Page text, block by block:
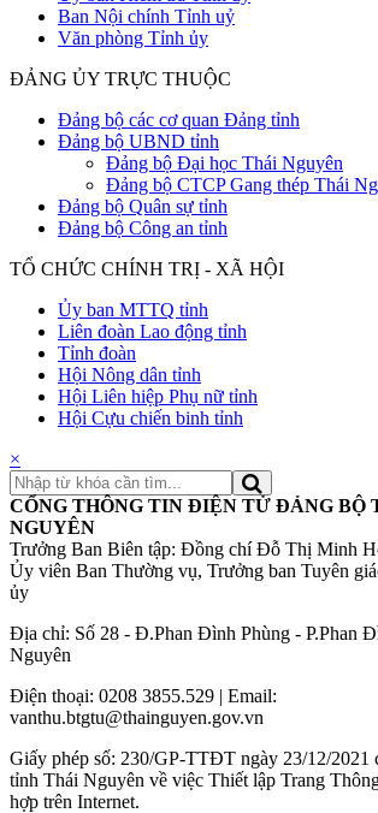
Ban Nội chính Tỉnh uỷ
Văn phòng Tỉnh ủy
ĐẢNG ỦY TRỰC THUỘC
Đảng bộ các cơ quan Đảng tỉnh
Đảng bộ UBND tỉnh
Đảng bộ Đại học Thái Nguyên
Đảng bộ CTCP Gang thép Thái
Đảng bộ Quân sự tỉnh
Đảng bộ Công an tỉnh
TỔ CHỨC CHÍNH TRỊ - XÃ HỘI
Ủy ban MTTQ tỉnh
Liên đoàn Lao động tỉnh
Tỉnh đoàn
Hội Nông dân tỉnh
Hội Liên hiệp Phụ nữ tỉnh
Hội Cựu chiến binh tỉnh
×
CỔNG THÔNG TIN ĐIỆN TỬ ĐẢNG BỘ
NGUYÊN
Trưởng Ban Biên tập: Đồng chí Đỗ Thị Minh
Ủy viên Ban Thường vụ, Trưởng ban Tuyên
ủy
Địa chỉ: Số 28 - Đ.Phan Đình Phùng - P.Phan
Nguyên
Điện thoại: 0208 3855.529 | Email:
vanthu.btgtu@thainguyen.gov.vn
Giấy phép số: 230/GP-TTĐT ngày 23/12/
tỉnh Thái Nguyên về việc Thiết lập Trang
hợp trên Internet.